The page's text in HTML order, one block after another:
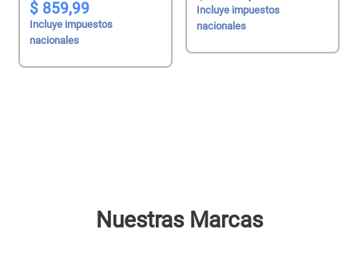
859,99
Incluye impuestos
nacionales
Incluye impuestos
nacionales
Nuestras Marcas